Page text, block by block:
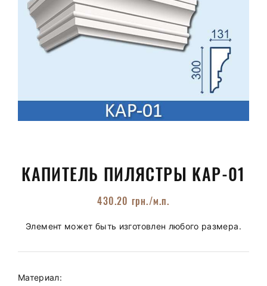
КАПИТЕЛЬ ПИЛЯСТРЫ KAP-01
430.20 грн./м.п.
Элемент может быть изготовлен любого размера.
Материал: